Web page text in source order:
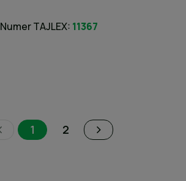
Numer TAJLEX: 11367
1 2